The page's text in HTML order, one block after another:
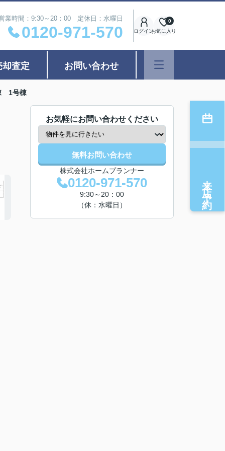
業時間：9:30～20：00 定休日：水曜日
0120-971-570 ログインお気に入り
0
却査定 お問い合わせ
1号棟
お気軽にお問い合わせください
無料お問い合わせ
株式会社ホームプランナー
0120-971-570
9:30～20：00
（休：水曜日）
来店予約